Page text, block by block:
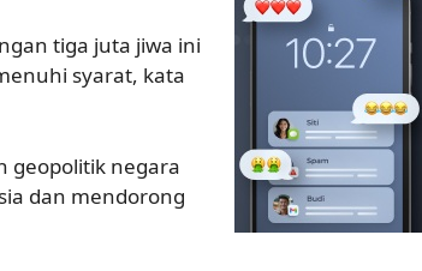
tiga juta jiwa ini
syarat, kata
geopolitik negara
dan mendorong